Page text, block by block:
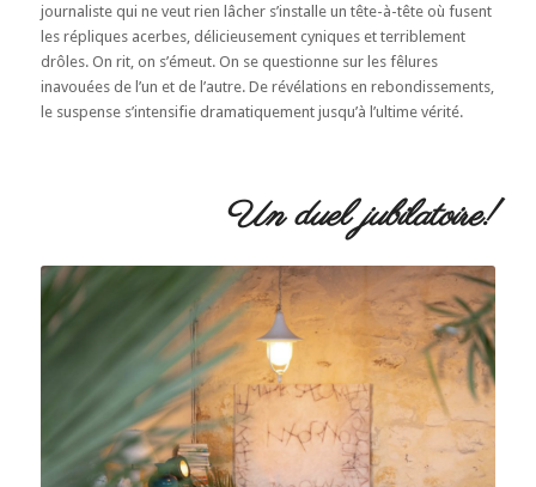
journaliste qui ne veut rien lâcher s’installe un tête-à-tête où fusent
les répliques acerbes, délicieusement cyniques et terriblement
drôles. On rit, on s’émeut. On se questionne sur les fêlures
inavouées de l’un et de l’autre. De révélations en rebondissements,
le suspense s’intensifie dramatiquement jusqu’à l’ultime vérité.
Un duel jubilatoire!